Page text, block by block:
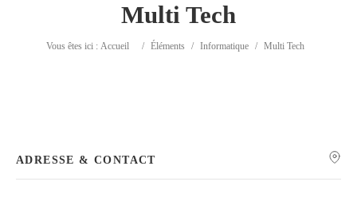
Catégorie
Multi Tech
Vous êtes ici : Accueil / Éléments / Informatique / Multi Tech
ADRESSE & CONTACT